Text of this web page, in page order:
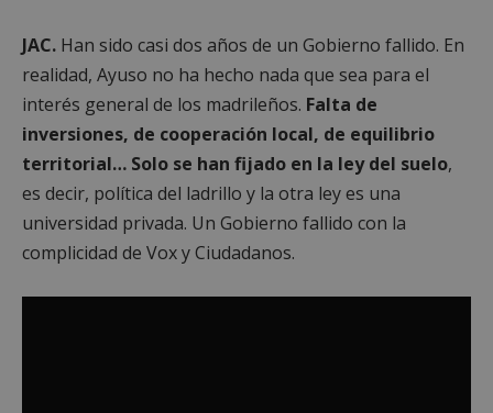
JAC. Han sido casi dos años de un Gobierno fallido. En
realidad, Ayuso no ha hecho nada que sea para el
interés general de los madrileños. Falta de
inversiones, de cooperación local, de equilibrio
territorial… Solo se han fijado en la ley del suelo,
es decir, política del ladrillo y la otra ley es una
universidad privada. Un Gobierno fallido con la
complicidad de Vox y Ciudadanos.